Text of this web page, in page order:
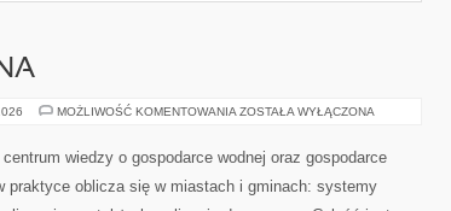
MOŻLIWOŚĆ KOMENTOWANIA INŻYNIERIA
ZOSTAŁA WYŁĄCZONA
wiedzy o gospodarce wodnej oraz gospodarce
praktyce oblicza się w miastach i gminach: systemy